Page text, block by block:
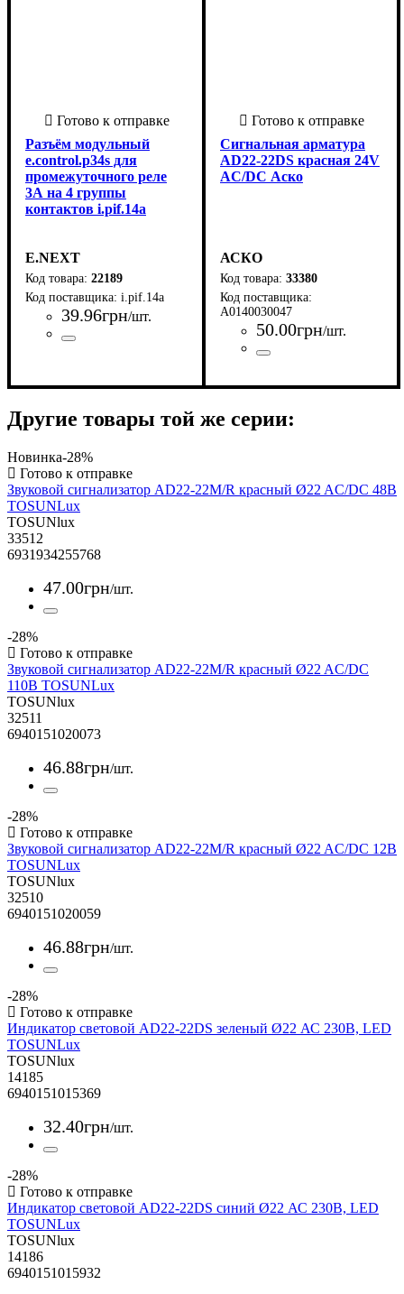
Разъём модульный
e.control.p34s для
промежуточного реле
3А на 4 группы
контактов i.pif.14a
E.NEXT
22189
i.pif.14a
39.96грн/шт.
Номинальный ток коммутации, А:
Сигнальная арматура
AD22-22DS красная 24V
АC/DC Аско
АСКО
33380
A0140030047
50.00грн/шт.
Другие товары той же серии:
Новинка-28%
Звуковой сигнализатор AD22-22M/R красный Ø22 AC/DC 48В
TOSUNLux
TOSUNlux
33512
6931934255768
47.00грн/шт.
-28%
Звуковой сигнализатор AD22-22M/R красный Ø22 AC/DC
110В TOSUNLux
TOSUNlux
32511
6940151020073
46.88грн/шт.
-28%
Звуковой сигнализатор AD22-22M/R красный Ø22 AC/DC 12В
TOSUNLux
TOSUNlux
32510
6940151020059
46.88грн/шт.
-28%
Индикатор световой AD22-22DS зеленый Ø22 АС 230В, LED
TOSUNLux
TOSUNlux
14185
6940151015369
32.40грн/шт.
-28%
Индикатор световой AD22-22DS синий Ø22 АС 230В, LED
TOSUNLux
TOSUNlux
14186
6940151015932